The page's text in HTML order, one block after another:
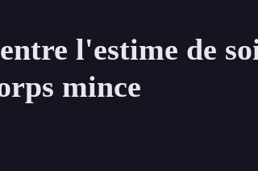
l'estime de
mince